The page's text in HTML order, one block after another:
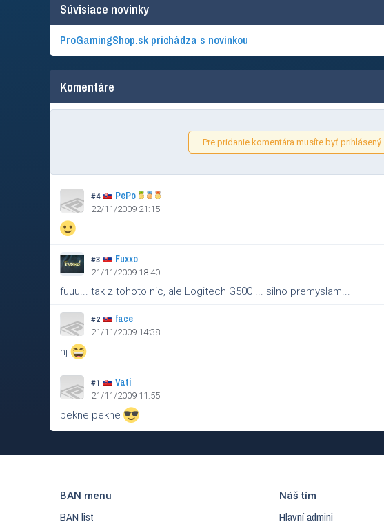
Súvisiace novinky
ProGamingShop.sk prichádza s novinkou
Komentáre
Pre pridanie komentára musíte byť prihlásený.
#4 PePo
22/11/2009 21:15
#3 Fuxxo
21/11/2009 18:40
fuuu... tak z tohoto nic, ale Logitech G500 ... silno premyslam...
#2 face
21/11/2009 14:38
nj
#1 Vati
21/11/2009 11:55
pekne pekne
BAN menu
BAN list
Náš tím
Hlavní admini